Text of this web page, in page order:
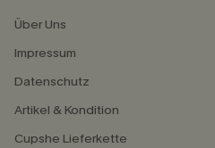
Über Uns
Impressum
Datenschutz
Artikel & Kondition
Cupshe Lieferkette